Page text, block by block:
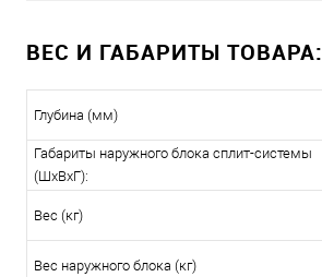
ВЕС И ГАБАРИТЫ ТОВАРА:
Глубина (мм)
Габариты наружного блока сплит-системы
(ШxВxГ):
Вес (кг)
Вес наружного блока (кг)